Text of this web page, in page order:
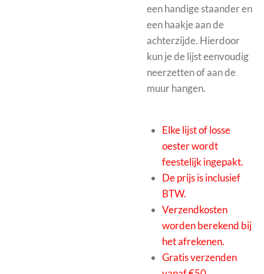
een handige staander en
een haakje aan de
achterzijde. Hierdoor
kun je de lijst eenvoudig
neerzetten of aan de
muur hangen.
Elke lijst of losse
oester wordt
feestelijk ingepakt.
De prijs is inclusief
BTW.
Verzendkosten
worden berekend bij
het afrekenen.
Gratis verzenden